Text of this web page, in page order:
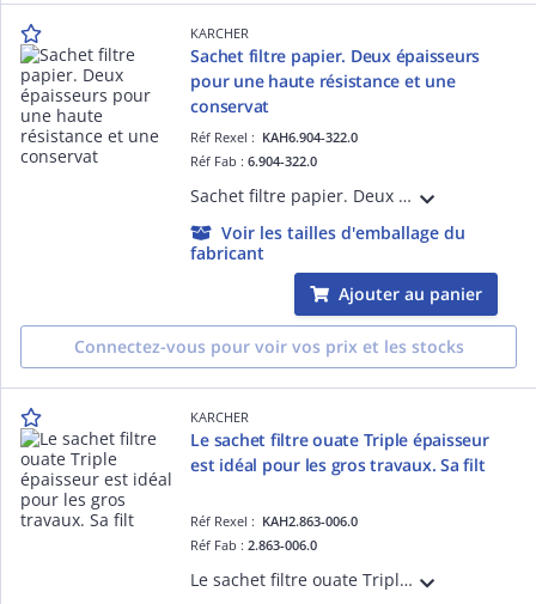
KARCHER
Sachet filtre papier. Deux épaisseurs
pour une haute résistance et une
conservat
Réf Rexel : KAH6.904-322.0
Réf Fab :6.904-322.0
Sachet filtre papier. Deux épaisseurs pour une haute résistance et une conservation optimale des poussières fines. Contient 5 sachets filtre papier.
Voir les tailles d'emballage du
fabricant
Ajouter au panier
Connectez-vous pour voir vos prix et les stocks
KARCHER
Le sachet filtre ouate Triple épaisseur
est idéal pour les gros travaux. Sa filt
Réf Rexel : KAH2.863-006.0
Réf Fab :2.863-006.0
Le sachet filtre ouate Triple épaisseur : idéal pour les gros travaux. Filtration supérieure de 10% en comparaison avec un filtre papier. La triple épaisseur garantit également une très bonne résistance au déchirement (ils sont 2 fois plus